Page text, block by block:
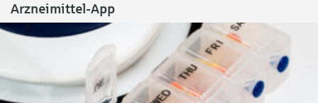
Arzneimittel-App